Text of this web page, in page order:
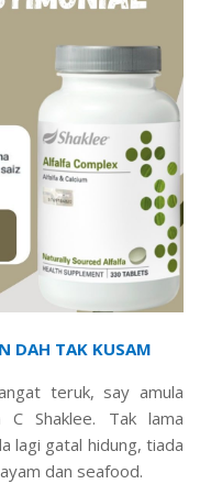
DAH TAK KUSAM
teruk, say amula
C Shaklee. Tak lama
lagi gatal hidung, tiada
dan seafood.